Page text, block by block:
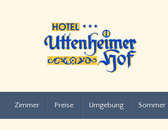
Zimmer Preise Umgebung Sommer